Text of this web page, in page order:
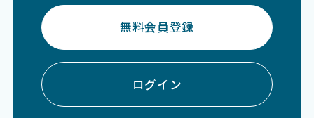
無料会員登録
ログイン